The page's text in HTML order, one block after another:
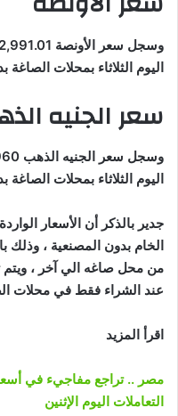
اليوم الثلاثاء بمحلات الصاغة
سعر الجنيه
اليوم الثلاثاء بمحلات
جدير بالذكر أن الأسعار
الخام بدون المصنعية ،
من محل صاغه الي آخر ، ويتم
عند الشراء فقط في محلات
اقرأ المزيد
مصر .. تراجع مفاجيء في
التعاملات اليوم الإثنين